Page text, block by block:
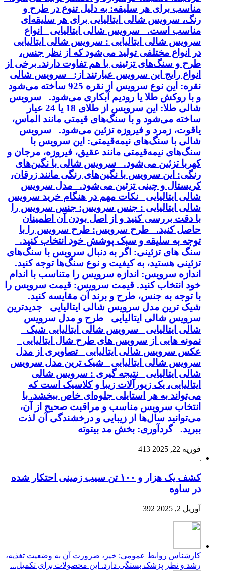
مناسب برای هر سلیقه: به دلیل تنوع در طرح و
رنگ، سرویس شالی ایتالیایی برای هر سلیقه‌ای
مناسب است. سرویس شالی ایتالیایی انواع
سرویس شالی ایتالیایی : سرویس شالی ایتالیایی
در انواع مختلفی تولید می‌شود که از نظر جنس،
طرح و سنگ‌های تزئینی با هم تفاوت دارند. برخی از
انواع رایج این سرویس عبارتند از: سرویس شالی
نقره: این نوع سرویس از نقره 925 ساخته می‌شود
و با روکش طلا یا رودیم آبکاری می‌شود. سرویس
شالی طلا: این سرویس از طلای 18 یا 24 عیار
ساخته می‌شود و با سنگ‌های قیمتی مانند الماس،
یاقوت، زمرد و فیروزه تزئین می‌شود. سرویس
شالی با سنگ‌های نیمه‌قیمتی: این سرویس با
سنگ‌های نیمه‌قیمتی مانند عقیق، فیروزه، مرجان و
کهربا تزئین می‌شود. سرویس شالی با نگین‌های
رنگی: این سرویس با نگین‌های رنگی مانند زرقان،
کریستال و چینی تزئین می‌شود. مدل سرویس
شالی ایتالیایی نکات مهم در هنگام خرید سرویس
شالی ایتالیایی : جنس سرویس: جنس سرویس را
با دقت بررسی کنید و از اصل بودن آن اطمینان
حاصل کنید. طرح سرویس: طرح سرویس را با
توجه به سلیقه و سبک پوشش خود انتخاب کنید.
سنگ های تزئینی: اگر به دنبال سرویس با سنگ‌های
تزئینی هستید، به کیفیت و نوع سنگ‌ها توجه کنید.
اندازه سرویس: اندازه سرویس را متناسب با اندام
خود انتخاب کنید. قیمت سرویس: قیمت سرویس را
با توجه به جنس، طرح و برند آن مقایسه کنید.
شیک ترین مدل سرویس شالی ایتالیایی جدیدترین
سرویس شالی ایتالیایی طرح و مدل سرویس
شالی ایتالیایی سرویس شالی ایتالیایی شیک
نمونه هایی از سرویس های طرح شال ایتالیایی
عکس سرویس شالی ایتالیایی تصاویری از مدل
سرویس شالی ایتالیایی شیک ترین مدل سرویس
شالی ایتالیایی نتیجه گیری : سرویس شالی
ایتالیایی، یک زیورآلات زیبا و کلاسیک است که
می‌تواند به هر استایلی جلوه‌ای خاص ببخشد. با
انتخاب سرویس مناسب و مراقبت صحیح از آن،
می‌توانید سال‌ها از زیبایی و درخشندگی آن لذت
ببرید. گردآوری: بخش مد بیتوته
فوریه 22, 2025 413
کشف یک هزار و ۱۰۰ تن سیب زمینی احتکار شده
در ساوه
آوریل 2, 2025 392
کارشناس روابط عمومی: خیر، ضرورت آن به وضعیت تغذیه،
رشد و نظر پزشک بستگی دارد. این محصولات برای تکمیل...